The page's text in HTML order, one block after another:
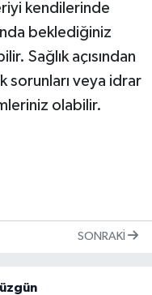
kendilerinde
beklediğiniz
Sağlık açısından
sorunları veya idrar
olabilir.
SONRAKI